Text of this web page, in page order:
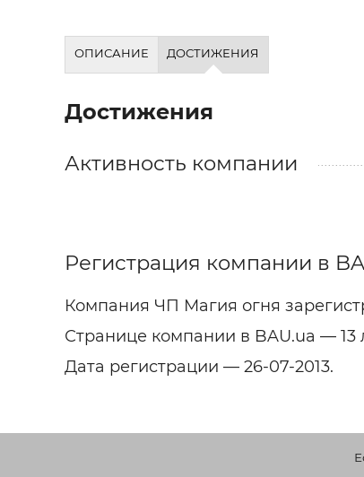
ОПИСАНИЕ ДОСТИЖЕНИЯ
Достижения
Активность компании
Регистрация компании в
Компания ЧП Магия огня
Странице компании в BAU.ua — 13
Дата регистрации — 26-07-2013.